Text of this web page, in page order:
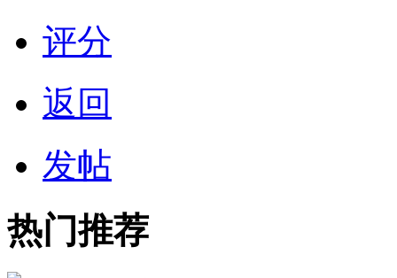
评分
返回
发帖
热门推荐